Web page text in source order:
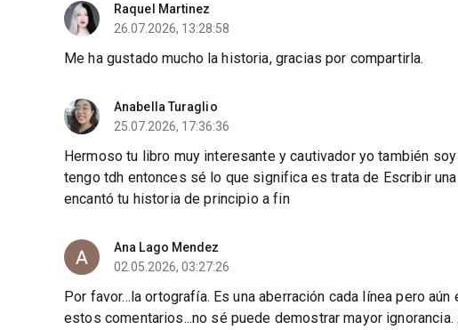
Raquel Martinez
26.07.2026, 13:28:58
Me ha gustado mucho la historia, gracias por compartirla.
Anabella Turaglio
25.07.2026, 17:36:36
Hermoso tu libro muy interesante y cautivador yo también
tengo tdh entonces sé lo que significa es trata de Escribir
encantó tu historia de principio a fin
Ana Lago Mendez
02.05.2026, 03:27:26
Por favor...la ortografía. Es una aberración cada línea pero
estos comentarios...no sé puede demostrar mayor